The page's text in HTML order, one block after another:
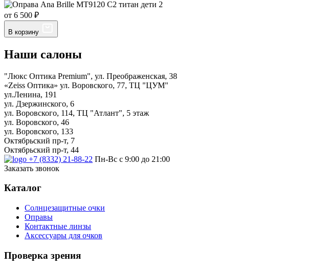
от 6 500 ₽
В корзину
Наши салоны
"Люкс Оптика Premium", ул. Преображенская, 38
«Zeiss Оптика» ул. Воровского, 77, ТЦ "ЦУМ"
ул.Ленина, 191
ул. Дзержинского, 6
ул. Воровского, 114, ТЦ "Атлант", 5 этаж
ул. Воровского, 46
ул. Воровского, 133
Октябрьский пр-т, 7
Октябрьский пр-т, 44
+7 (8332) 21-88-22 Пн-Вс с 9:00 до 21:00
Заказать звонок
Каталог
Солнцезащитные очки
Оправы
Контактные линзы
Аксессуары для очков
Проверка зрения